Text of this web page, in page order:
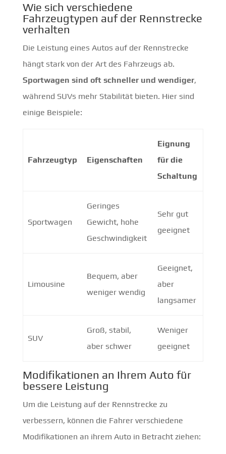
Wie sich verschiedene
Fahrzeugtypen auf der Rennstrecke
verhalten
Die Leistung eines Autos auf der Rennstrecke
hängt stark von der Art des Fahrzeugs ab.
Sportwagen sind oft schneller und wendiger,
während SUVs mehr Stabilität bieten. Hier sind
einige Beispiele:
Fahrzeugtyp Eigenschaften
Eignung
für die
Schaltung
Sportwagen
Geringes
Gewicht, hohe
Geschwindigkeit
Sehr gut
geeignet
Limousine
Bequem, aber
weniger wendig
Geeignet,
aber
langsamer
SUV
Groß, stabil,
aber schwer
Weniger
geeignet
Modifikationen an Ihrem Auto für
bessere Leistung
Um die Leistung auf der Rennstrecke zu
verbessern, können die Fahrer verschiedene
Modifikationen an ihrem Auto in Betracht ziehen: